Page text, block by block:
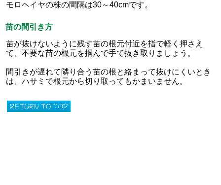
モロヘイヤの株の間隔は30～40cmです。
苗の間引き方
苗が抜けないように残す苗の根元付近を指で軽く押さえ
て、不要な苗の根元を掴んで手で抜き取りましょう。
間引きが遅れて隣り合う苗の根と絡まって抜けにくいとき
は、ハサミで根元から切り取ってもかまいません。
のページの先頭へ